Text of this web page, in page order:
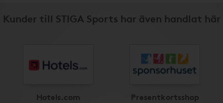
Kunder till STIGA Sports har även handlat här
Hotels.com Presentkortsshop